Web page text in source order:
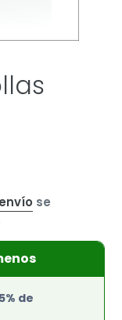
se
de